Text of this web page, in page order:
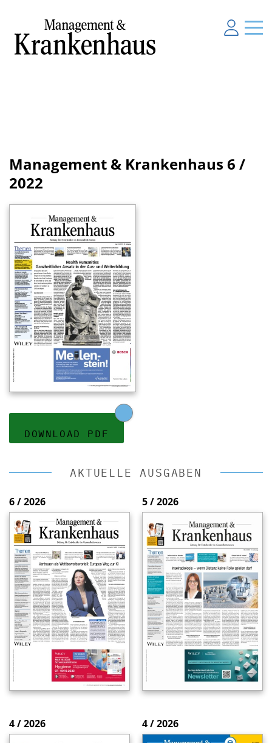
Management & Krankenhaus 6 /
2022
DOWNLOAD PDF
AKTUELLE AUSGABEN
6 / 2026 5 / 2026
4 / 2026 4 / 2026